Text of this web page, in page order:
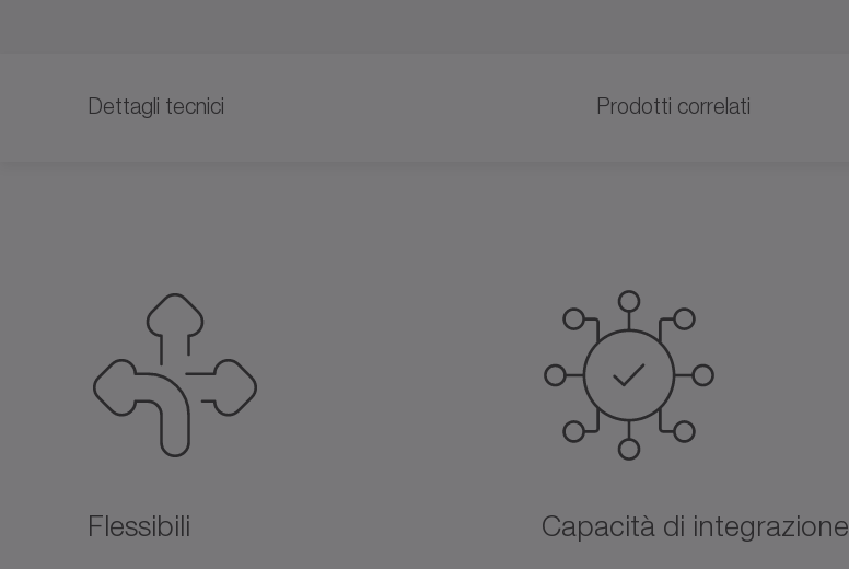
Dettagli tecnici Prodotti correlati
Flessibili Capacità di integrazione